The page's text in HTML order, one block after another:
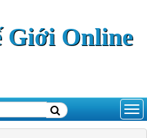
Giới Online